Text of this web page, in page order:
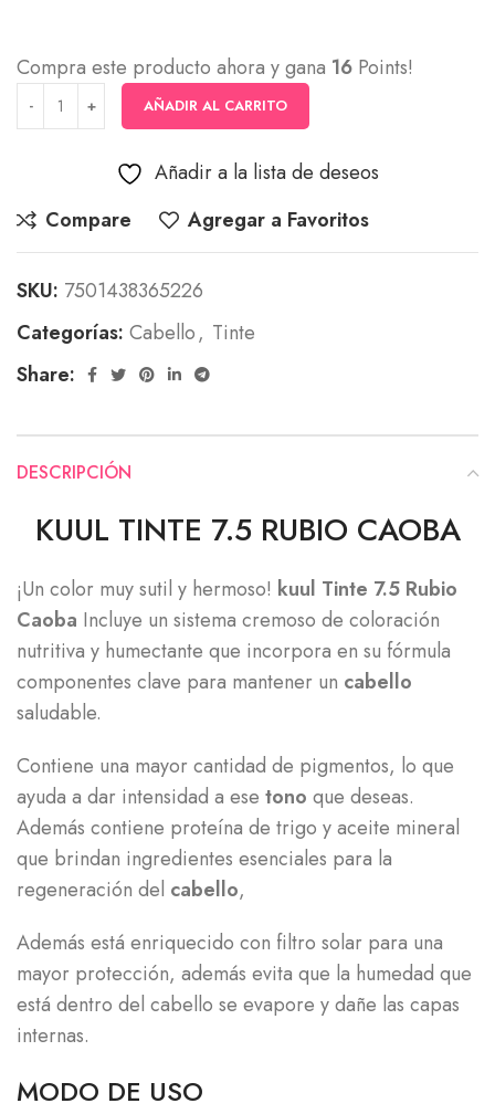
Compra este producto ahora y gana 16 Points!
AÑADIR AL CARRITO
Añadir a la lista de deseos
Compare
Agregar a Favoritos
SKU: 7501438365226
Categorías: Cabello, Tinte
Share:
DESCRIPCIÓN
KUUL TINTE 7.5 RUBIO CAOBA
¡Un color muy sutil y hermoso! kuul Tinte 7.5 Rubio
Caoba Incluye un sistema cremoso de coloración
nutritiva y humectante que incorpora en su fórmula
componentes clave para mantener un cabello
saludable.
Contiene una mayor cantidad de pigmentos, lo que
ayuda a dar intensidad a ese tono que deseas.
Además contiene proteína de trigo y aceite mineral
que brindan ingredientes esenciales para la
regeneración del cabello,
Además está enriquecido con filtro solar para una
mayor protección, además evita que la humedad que
está dentro del cabello se evapore y dañe las capas
internas.
MODO DE USO